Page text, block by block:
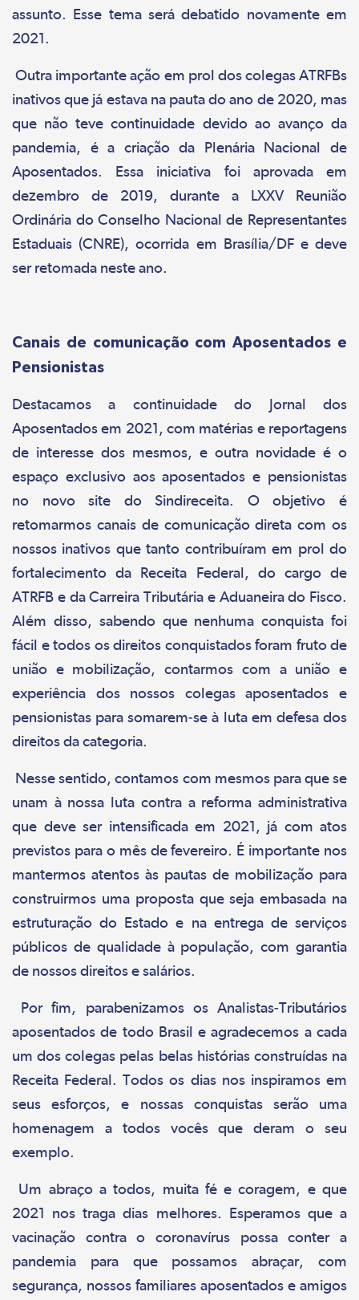
assunto. Esse tema será debatido novamente em
2021.
Outra importante ação em prol dos colegas ATRFBs
inativos que já estava na pauta do ano de 2020, mas
que não teve continuidade devido ao avanço da
pandemia, é a criação da Plenária Nacional de
Aposentados. Essa iniciativa foi aprovada em
dezembro de 2019, durante a LXXV Reunião
Ordinária do Conselho Nacional de Representantes
Estaduais (CNRE), ocorrida em Brasília/DF e deve
ser retomada neste ano.
Canais de comunicação com Aposentados e
Pensionistas
Destacamos a continuidade do Jornal dos
Aposentados em 2021, com matérias e reportagens
de interesse dos mesmos, e outra novidade é o
espaço exclusivo aos aposentados e pensionistas
no novo site do Sindireceita. O objetivo é
retomarmos canais de comunicação direta com os
nossos inativos que tanto contribuíram em prol do
fortalecimento da Receita Federal, do cargo de
ATRFB e da Carreira Tributária e Aduaneira do Fisco.
Além disso, sabendo que nenhuma conquista foi
fácil e todos os direitos conquistados foram fruto de
união e mobilização, contarmos com a união e
experiência dos nossos colegas aposentados e
pensionistas para somarem-se à luta em defesa dos
direitos da categoria.
Nesse sentido, contamos com mesmos para que se
unam à nossa luta contra a reforma administrativa
que deve ser intensificada em 2021, já com atos
previstos para o mês de fevereiro. É importante nos
mantermos atentos às pautas de mobilização para
construirmos uma proposta que seja embasada na
estruturação do Estado e na entrega de serviços
públicos de qualidade à população, com garantia
de nossos direitos e salários.
Por fim, parabenizamos os Analistas-Tributários
aposentados de todo Brasil e agradecemos a cada
um dos colegas pelas belas histórias construídas na
Receita Federal. Todos os dias nos inspiramos em
seus esforços, e nossas conquistas serão uma
homenagem a todos vocês que deram o seu
exemplo.
Um abraço a todos, muita fé e coragem, e que
2021 nos traga dias melhores. Esperamos que a
vacinação contra o coronavírus possa conter a
pandemia para que possamos abraçar, com
segurança, nossos familiares aposentados e amigos